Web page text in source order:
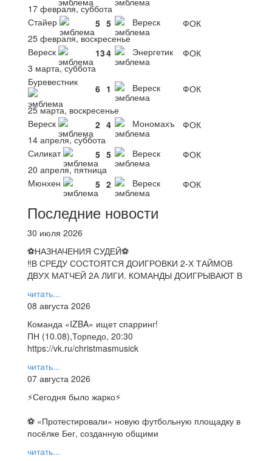
17 февраля, суббота
Стайер
5 5 Вереск
ФОК
25 февраля, воскресенье
Вереск
134 Энергетик
ФОК
3 марта, суббота
Буревестник
6 1 Вереск
ФОК
25 марта, воскресенье
Вереск
2 4 Мономахъ
ФОК
14 апреля, суббота
Силикат
5 5 Вереск
ФОК
20 апреля, пятница
Мюнхен
5 2 Вереск ФОК
Последние новости
30 июля 2026
⚽НАЗНАЧЕНИЯ СУДЕЙ⚽
‼В СРЕДУ СОСТОЯТСЯ ДОИГРОВКИ 2-Х ТАЙМОВ
ДВУХ МАТЧЕЙ 2А ЛИГИ. КОМАНДЫ ДОИГРЫВАЮТ В
читать...
08 августа 2026
Команда «IZBA» ищет спарринг!
ПН (10.08),Торпедо, 20:30
https://vk.ru/christmasmusick
читать...
07 августа 2026
⚡️Сегодня было жарко⚡️
⚽ ️«Протестировали» новую футбольную площадку в
посёлке Бег, созданную общими
читать...